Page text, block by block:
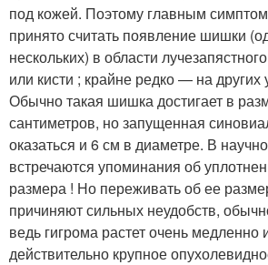
под кожей. Поэтому главным
принято считать появление шишки
нескольких) в области
или кисти ; крайне редко — на других
Обычно такая шишка достигает в
сантиметров, но запущенная
оказаться и 6 см в диаметре. В
встречаются упоминания об
размера ! Но переживать об ее
причиняют сильных неудобств,
ведь гигрома растет очень медленно
действительно крупное